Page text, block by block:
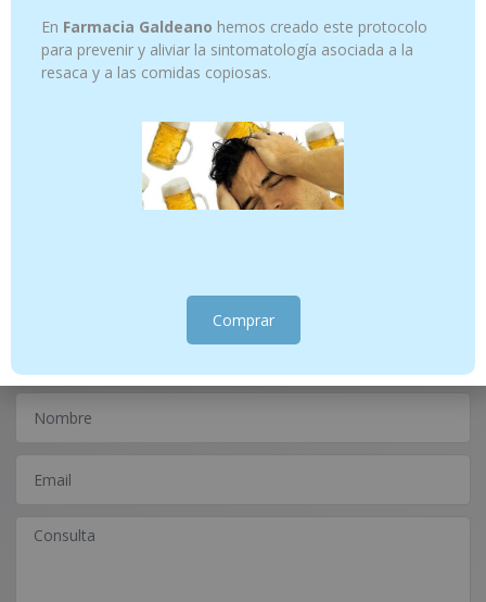
WILLOW- FLORES DE BACH 01 20 ML
GENTIAN – FLORES DE BACH 12 20 ML
13.45€
¿Tienes alguna consulta?
Escríbenos
En Farmacia Galdeano hemos creado este protocolo
para prevenir y aliviar la sintomatología asociada a la
resaca y a las comidas copiosas.
Comprar